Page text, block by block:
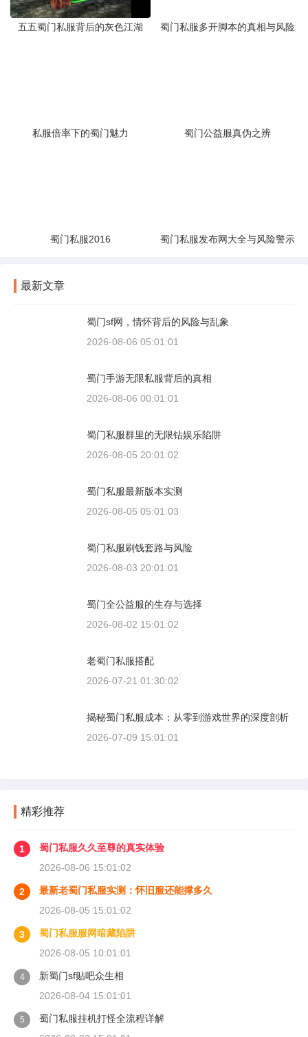
五五蜀门私服背后的灰色江湖 蜀门私服多开脚本的真相与风险
私服倍率下的蜀门魅力 蜀门公益服真伪之辨
蜀门私服2016 蜀门私服发布网大全与风险警示
最新文章
蜀门sf网，情怀背后的风险与乱象
2026-08-06 05:01:01
蜀门手游无限私服背后的真相
2026-08-06 00:01:01
蜀门私服群里的无限钻娱乐陷阱
2026-08-05 20:01:02
蜀门私服最新版本实测
2026-08-05 05:01:03
蜀门私服刷钱套路与风险
2026-08-03 20:01:01
蜀门全公益服的生存与选择
2026-08-02 15:01:02
老蜀门私服搭配
2026-07-21 01:30:02
揭秘蜀门私服成本：从零到游戏世界的深度剖析
2026-07-09 15:01:01
精彩推荐
1
蜀门私服久久至尊的真实体验
2026-08-06 15:01:02
2
最新老蜀门私服实测：怀旧服还能撑多久
2026-08-05 15:01:02
3
蜀门私服服网暗藏陷阱
2026-08-05 10:01:01
4
新蜀门sf贴吧众生相
2026-08-04 15:01:01
5
蜀门私服挂机打怪全流程详解